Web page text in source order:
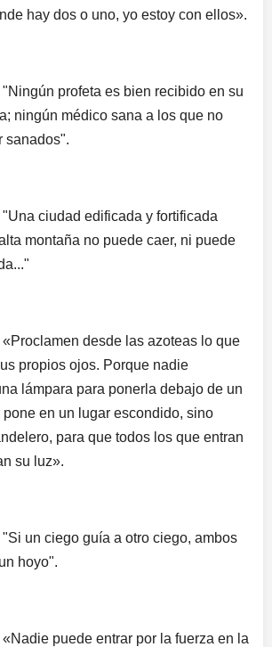
hay dos o uno, yo estoy con ellos».
profeta es bien recibido en su
ningún médico sana a los que no
sanados".
ciudad edificada y fortificada
montaña no puede caer, ni puede
desde las azoteas lo que
propios ojos. Porque nadie
lámpara para ponerla debajo de un
en un lugar escondido, sino
para que todos los que entran
su luz».
un ciego guía a otro ciego, ambos
hoyo".
puede entrar por la fuerza en la